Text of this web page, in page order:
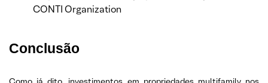
CONTI Organization
Conclusão